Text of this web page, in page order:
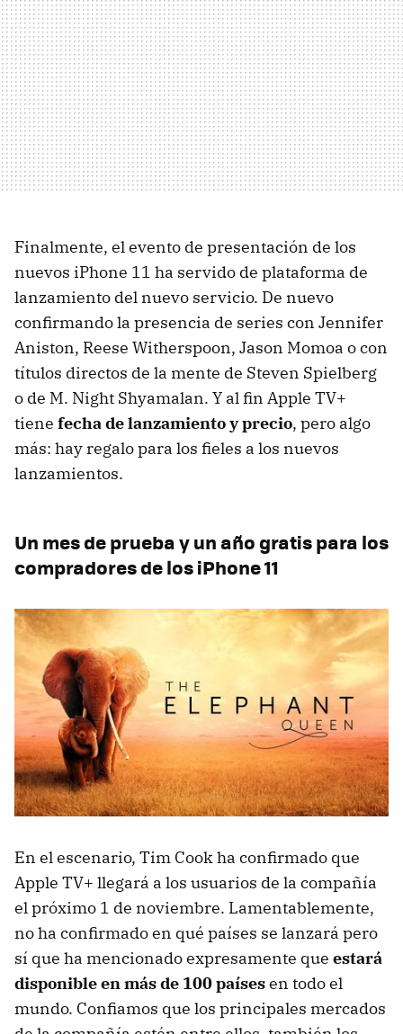
Finalmente, el evento de presentación de los
nuevos iPhone 11 ha servido de plataforma de
lanzamiento del nuevo servicio. De nuevo
confirmando la presencia de series con Jennifer
Aniston, Reese Witherspoon, Jason Momoa o con
títulos directos de la mente de Steven Spielberg
o de M. Night Shyamalan. Y al fin Apple TV+
tiene fecha de lanzamiento y precio, pero algo
más: hay regalo para los fieles a los nuevos
lanzamientos.
Un mes de prueba y un año gratis para los
compradores de los iPhone 11
En el escenario, Tim Cook ha confirmado que
Apple TV+ llegará a los usuarios de la compañía
el próximo 1 de noviembre. Lamentablemente,
no ha confirmado en qué países se lanzará pero
sí que ha mencionado expresamente que estará
disponible en más de 100 paísesen todo el
mundo. Confiamos que los principales mercados